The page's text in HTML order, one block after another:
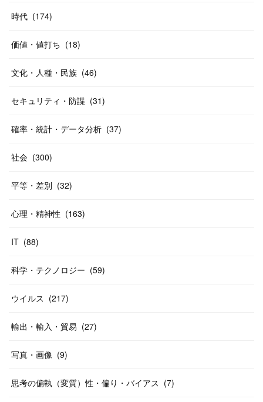
時代 (174)
価値・値打ち (18)
文化・人種・民族 (46)
セキュリティ・防諜 (31)
確率・統計・データ分析 (37)
社会 (300)
平等・差別 (32)
心理・精神性 (163)
IT (88)
科学・テクノロジー (59)
ウイルス (217)
輸出・輸入・貿易 (27)
写真・画像 (9)
思考の偏執（変質）性・偏り・バイアス (7)